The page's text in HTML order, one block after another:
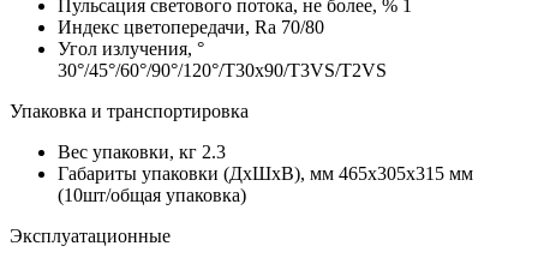
Пульсация светового потока, не более, % 1
Индекс цветопередачи, Ra 70/80
Угол излучения, °
30°/45°/60°/90°/120°/T30x90/T3VS/T2VS
Упаковка и транспортировка
Вес упаковки, кг 2.3
Габариты упаковки (ДхШхВ), мм 465x305x315 мм
(10шт/общая упаковка)
Эксплуатационные